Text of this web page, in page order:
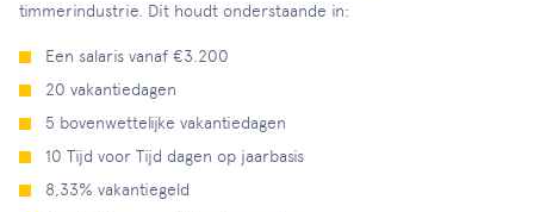
timmerindustrie. Dit houdt onderstaande in:
Een salaris vanaf €3.200
20 vakantiedagen
5 bovenwettelijke vakantiedagen
10 Tijd voor Tijd dagen op jaarbasis
8,33% vakantiegeld